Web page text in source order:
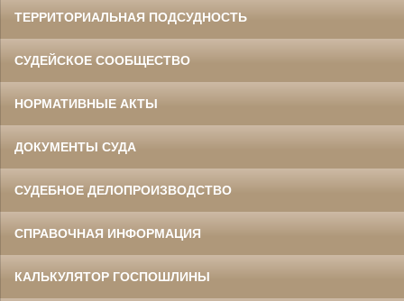
ТЕРРИТОРИАЛЬНАЯ ПОДСУДНОСТЬ
СУДЕЙСКОЕ СООБЩЕСТВО
НОРМАТИВНЫЕ АКТЫ
ДОКУМЕНТЫ СУДА
СУДЕБНОЕ ДЕЛОПРОИЗВОДСТВО
СПРАВОЧНАЯ ИНФОРМАЦИЯ
КАЛЬКУЛЯТОР ГОСПОШЛИНЫ